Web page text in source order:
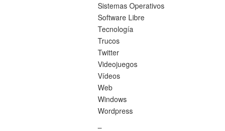
Sistemas Operativos
Software Libre
Tecnología
Trucos
Twitter
Videojuegos
Vídeos
Web
Windows
Wordpress
–